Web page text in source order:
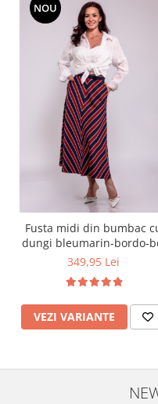
NOU
Fusta midi din bumbac
dungi bleumarin-bordo-
349,95 Lei
VEZI VARIANTE